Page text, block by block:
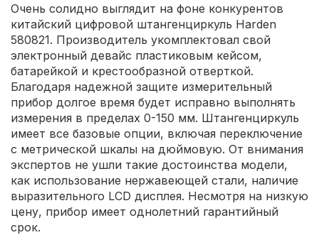
Очень солидно выглядит на фоне конкурентов
китайский цифровой штангенциркуль Harden
580821. Производитель укомплектовал свой
электронный девайс пластиковым кейсом,
батарейкой и крестообразной отверткой.
Благодаря надежной защите измерительный
прибор долгое время будет исправно выполнять
измерения в пределах 0-150 мм. Штангенциркуль
имеет все базовые опции, включая переключение
с метрической шкалы на дюймовую. От внимания
экспертов не ушли такие достоинства модели,
как использование нержавеющей стали, наличие
выразительного LCD дисплея. Несмотря на низкую
цену, прибор имеет однолетний гарантийный
срок.